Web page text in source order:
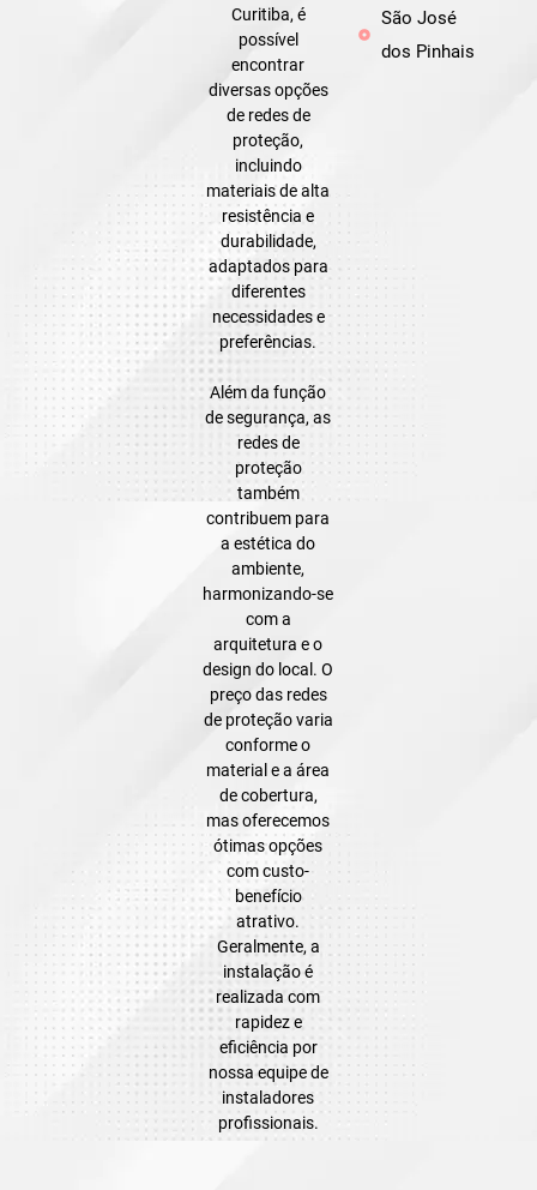
Curitiba, é
possível
encontrar
diversas opções
de redes de
proteção,
incluindo
materiais de alta
resistência e
durabilidade,
adaptados para
diferentes
necessidades e
preferências.
Além da função
de segurança, as
redes de
proteção
também
contribuem para
a estética do
ambiente,
harmonizando-se
com a
arquitetura e o
design do local. O
preço das redes
de proteção varia
conforme o
material e a área
de cobertura,
mas oferecemos
ótimas opções
com custo-
benefício
atrativo.
Geralmente, a
instalação é
realizada com
rapidez e
eficiência por
nossa equipe de
instaladores
profissionais.
São José
dos Pinhais